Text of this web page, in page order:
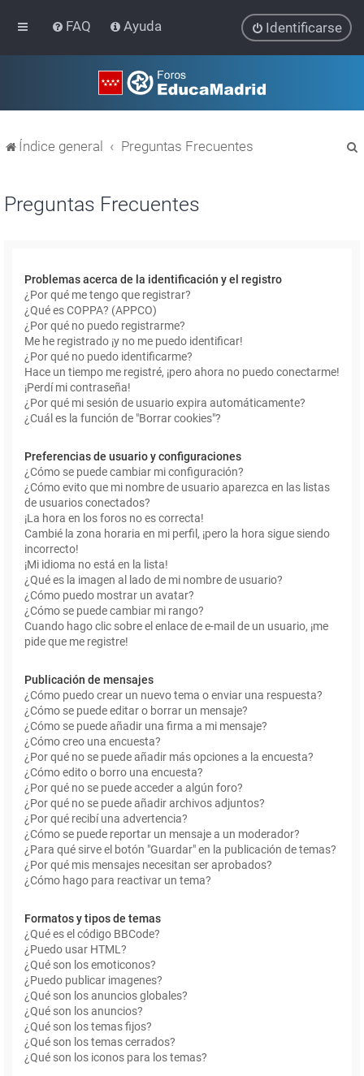
FAQ Ayuda Identificarse
Índice general Preguntas Frecuentes
Preguntas Frecuentes
Problemas acerca de la identificación y el registro
¿Por qué me tengo que registrar?
¿Qué es COPPA? (APPCO)
¿Por qué no puedo registrarme?
Me he registrado ¡y no me puedo identificar!
¿Por qué no puedo identificarme?
Hace un tiempo me registré, ¡pero ahora no puedo conectarme!
¡Perdí mi contraseña!
¿Por qué mi sesión de usuario expira automáticamente?
¿Cuál es la función de "Borrar cookies"?
Preferencias de usuario y configuraciones
¿Cómo se puede cambiar mi configuración?
¿Cómo evito que mi nombre de usuario aparezca en las listas
de usuarios conectados?
¡La hora en los foros no es correcta!
Cambié la zona horaria en mi perfil, ¡pero la hora sigue siendo
incorrecto!
¡Mi idioma no está en la lista!
¿Qué es la imagen al lado de mi nombre de usuario?
¿Cómo puedo mostrar un avatar?
¿Cómo se puede cambiar mi rango?
Cuando hago clic sobre el enlace de e-mail de un usuario, ¡me
pide que me registre!
Publicación de mensajes
¿Cómo puedo crear un nuevo tema o enviar una respuesta?
¿Cómo se puede editar o borrar un mensaje?
¿Cómo se puede añadir una firma a mi mensaje?
¿Cómo creo una encuesta?
¿Por qué no se puede añadir más opciones a la encuesta?
¿Cómo edito o borro una encuesta?
¿Por qué no se puede acceder a algún foro?
¿Por qué no se puede añadir archivos adjuntos?
¿Por qué recibí una advertencia?
¿Cómo se puede reportar un mensaje a un moderador?
¿Para qué sirve el botón "Guardar" en la publicación de temas?
¿Por qué mis mensajes necesitan ser aprobados?
¿Cómo hago para reactivar un tema?
Formatos y tipos de temas
¿Qué es el código BBCode?
¿Puedo usar HTML?
¿Qué son los emoticonos?
¿Puedo publicar imagenes?
¿Qué son los anuncios globales?
¿Qué son los anuncios?
¿Qué son los temas fijos?
¿Qué son los temas cerrados?
¿Qué son los iconos para los temas?